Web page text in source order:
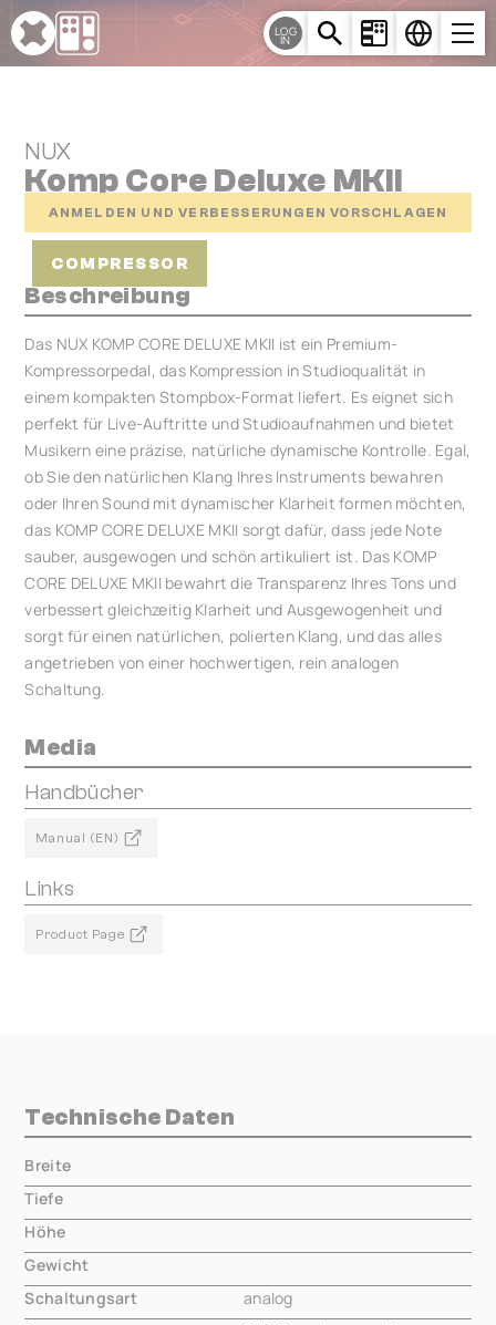
Cookie-Einstellungen
LOG
IN
NUX
Komp Core Deluxe MKII
ANMELDEN UND VERBESSERUNGEN VORSCHLAGEN
COMPRESSOR
Beschreibung
Das NUX KOMP CORE DELUXE MKII ist ein Premium-
Kompressorpedal, das Kompression in Studioqualität in
einem kompakten Stompbox-Format liefert. Es eignet sich
perfekt für Live-Auftritte und Studioaufnahmen und bietet
Musikern eine präzise, ​​natürliche dynamische Kontrolle. Egal,
ob Sie den natürlichen Klang Ihres Instruments bewahren
oder Ihren Sound mit dynamischer Klarheit formen möchten,
das KOMP CORE DELUXE MKII sorgt dafür, dass jede Note
sauber, ausgewogen und schön artikuliert ist. Das KOMP
CORE DELUXE MKII bewahrt die Transparenz Ihres Tons und
verbessert gleichzeitig Klarheit und Ausgewogenheit und
sorgt für einen natürlichen, polierten Klang, und das alles
angetrieben von einer hochwertigen, rein analogen
Schaltung.
Media
Handbücher
Manual (EN)
Links
Product Page
Technische Daten
Breite
Tiefe
Höhe
Gewicht
Schaltungsart
analog